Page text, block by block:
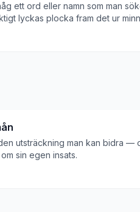
ett ord eller namn som man
lyckas plocka fram det ur
utsträckning man kan bidra —
sin egen insats.